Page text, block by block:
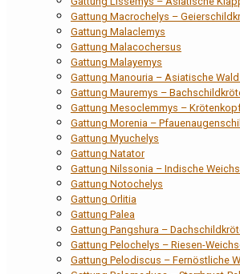
Gattung Macrochelys –
Gattung Malaclemys
Gattung Malacochersus
Gattung Malayemys
Gattung Manouria – Asiatische
Gattung Mauremys –
Gattung Mesoclemmys –
Gattung Morenia –
Gattung Myuchelys
Gattung Natator
Gattung Nilssonia – Indische
Gattung Notochelys
Gattung Orlitia
Gattung Palea
Gattung Pangshura –
Gattung Pelochelys – Riesen-
Gattung Pelodiscus – Fernöstliche